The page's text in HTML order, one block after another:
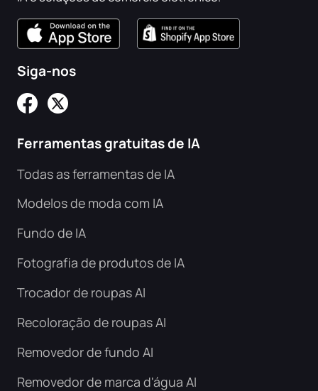
Siga-nos
Ferramentas gratuitas de IA
Todas as ferramentas de IA
Modelos de moda com IA
Fundo de IA
Fotografia de produtos de IA
Trocador de roupas AI
Recoloração de roupas AI
Removedor de fundo AI
Removedor de marca d'água AI